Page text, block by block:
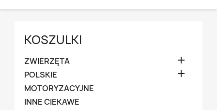
KOSZULKI
ZWIERZĘTA 
POLSKIE 
MOTORYZACYJNE
INNE CIEKAWE